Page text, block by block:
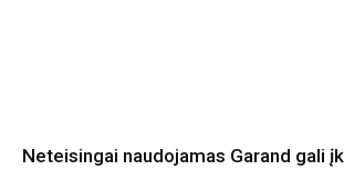
Neteisingai naudojamas Garand gali